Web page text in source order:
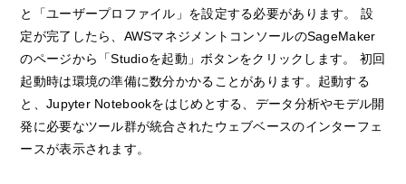
と「ユーザープロファイル」を設定する必要があります。 設
定が完了したら、AWSマネジメントコンソールのSageMaker
のページから「Studioを起動」ボタンをクリックします。 初回
起動時は環境の準備に数分かかることがあります。起動する
と、Jupyter Notebookをはじめとする、データ分析やモデル開
発に必要なツール群が統合されたウェブベースのインターフェ
ースが表示されます。